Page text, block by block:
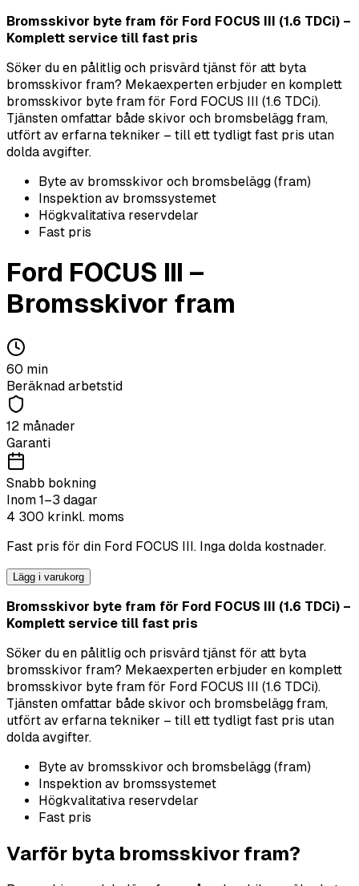
Bromsskivor byte fram för Ford FOCUS III (1.6 TDCi) –
Komplett service till fast pris
Söker du en pålitlig och prisvärd tjänst för att byta
bromsskivor fram? Mekaexperten erbjuder en komplett
bromsskivor byte fram för Ford FOCUS III (1.6 TDCi).
Tjänsten omfattar både skivor och bromsbelägg fram,
utfört av erfarna tekniker – till ett tydligt fast pris utan
dolda avgifter.
Byte av bromsskivor och bromsbelägg (fram)
Inspektion av bromssystemet
Högkvalitativa reservdelar
Fast pris
Ford FOCUS III –
Bromsskivor fram
60 min
Beräknad arbetstid
12 månader
Garanti
Snabb bokning
Inom 1–3 dagar
4 300 krinkl. moms
Fast pris för din Ford FOCUS III. Inga dolda kostnader.
Lägg i varukorg
Bromsskivor byte fram för Ford FOCUS III (1.6 TDCi) –
Komplett service till fast pris
Söker du en pålitlig och prisvärd tjänst för att byta
bromsskivor fram? Mekaexperten erbjuder en komplett
bromsskivor byte fram för Ford FOCUS III (1.6 TDCi).
Tjänsten omfattar både skivor och bromsbelägg fram,
utfört av erfarna tekniker – till ett tydligt fast pris utan
dolda avgifter.
Byte av bromsskivor och bromsbelägg (fram)
Inspektion av bromssystemet
Högkvalitativa reservdelar
Fast pris
Varför byta bromsskivor fram?